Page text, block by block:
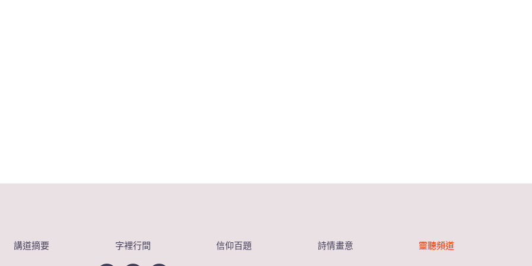
講道摘要 字裡行間 信仰百題 詩情畫意 靈聽頻道